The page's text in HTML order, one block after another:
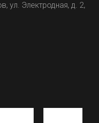
ул. Электродная, д. 2,